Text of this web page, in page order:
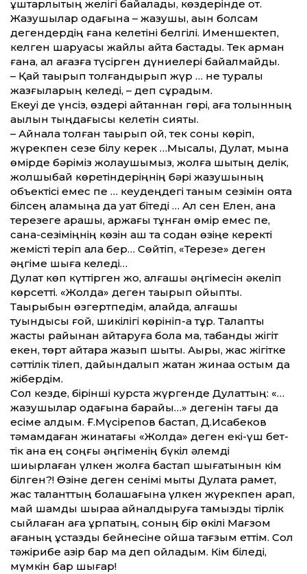
құштарлықтың желігі байқалады, көздерінде от.
Жазушылар одағына – жазушы, ақын болсам
дегендердің ғана келетіні белгілі. Именшектеп,
келген шаруасы жайлы айта бастады. Тек арман
ғана, ал қағазға түсірген дүниелері байқалмайды.
– Қай тақырып толған­дырып жүр … не туралы
жазғыларың келеді, – деп сұрадым.
Екеуі де үнсіз, өздері айт­қаннан гөрі, аға толқынның
ақылын тыңдағысы келетін сияқты.
– Айнала толған тақырып қой, тек соны көріп,
жүрекпен сезе білу керек …Мысалы, Дулат, мына
өмірде бәріміз жолаушымыз, жолға шықтың делік,
жолшыбай көретіндеріңнің бәрі жазушының
объектісі емес пе … кеудеңдегі таным сезімін оята
білсең қаламыңа да қуат бітеді … Ал сен Елен, ана
терезеге қарашы, аржағы тұнған өмір емес пе,
сана-сезіміңнің көзін аш та содан өзіңе керекті
жемісті теріп ала бер… Сөйтіп, «Терезе» деген
әңгіме шыға келеді…
Дулат көп күт­тірген жоқ, алғашқы әңгімесін әкеліп
көрсет­ті. «Жолда» деген тақырып қойыпты.
Тақырыбын өзгертпедім, алайда, алғашқы
туындысы ғой, шикілігі көрініп-ақ тұр. Талапты
жасты райынан қайтаруға бола ма, табанды жігіт
екен, төрт қайтара жазып шықты. Ақыры, жас жігітке
сәт­тілік тілеп, дайындалып жатқан жинаққа қостым да
жібердім.
Сол кез­де, бірінші курс­та жүргенде Дулат­тың: «…
жазушылар одағына бара­йық…» дегенін тағы да
есіме алдым. Ғ.Мүсірепов бастап, Д.Исабеков
тәмамдаған жинақтағы «Жолда» деген екі-үш бет­
тік қана ең соңғы әңгіменің бүкіл әлемді
шиырлаған үлкен жолға бастап шығатынын кім
білген?! Өзіне деген сенімі мықты Дулатқа рақмет,
жас талант­тың болашағына үлкен жүрекпен қарап,
май шамды шыраққа айналдыруға тамыздық тірлік
сыйлаған аға ұрпақтың, соның бір өкілі Мағзом
ағаның ұстаздық бейнесіне ойша тағзым ет­тім. Сол
тәжірибе қазір бар ма деп ойладым. Кім біледі,
мүмкін бар шығар!